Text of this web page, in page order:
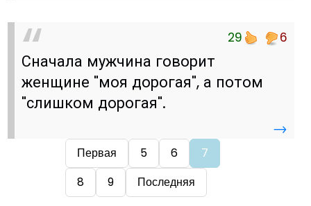
29 6
Сначала мужчина говорит
женщине "моя дорогая", а потом
"слишком дорогая".
→
Первая 5 6
7
8
9 Последняя